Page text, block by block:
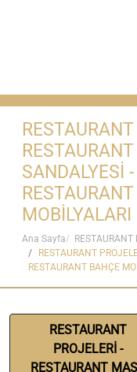
SANDALYESİ -
MOBİLYALARI
Ana Sayfa
RESTAURANT
RESTAURANT
RESTAURANT BAHÇE
RESTAURANT
PROJELERİ -
RESTAURANT